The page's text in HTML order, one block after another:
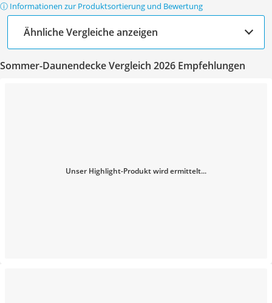
ⓘ Informationen zur Produktsortierung und Bewertung
Ähnliche Vergleiche anzeigen
Sommer-Daunendecke Vergleich 2026 Empfehlungen
Unser Highlight-Produkt wird ermittelt...